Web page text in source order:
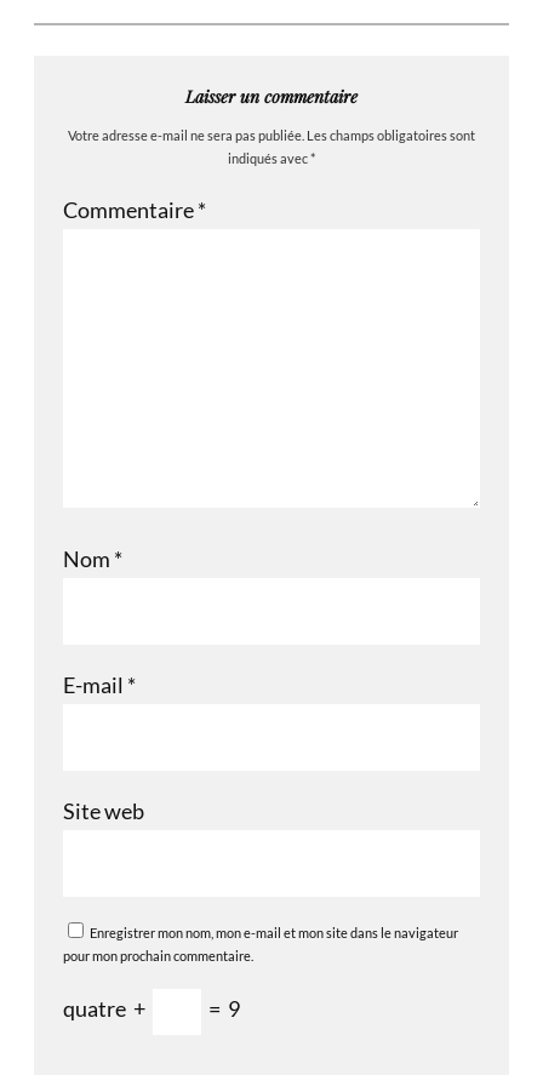
Laisser un commentaire
Votre adresse e-mail ne sera pas publiée. Les champs obligatoires sont
indiqués avec*
Commentaire*
Nom *
E-mail *
Site web
Enregistrer mon nom, mon e-mail et mon site dans le navigateur
pour mon prochain commentaire.
quatre + = 9